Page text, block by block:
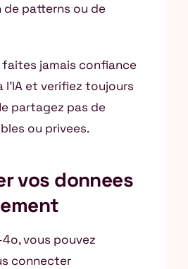
de patterns ou de
faites jamais confiance
l’IA et verifiez toujours
partagez pas de
ou privees.
vos donnees
4o, vous pouvez
connecter